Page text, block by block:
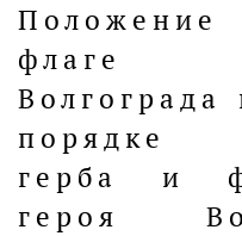
флаге
порядке
герба и
героя